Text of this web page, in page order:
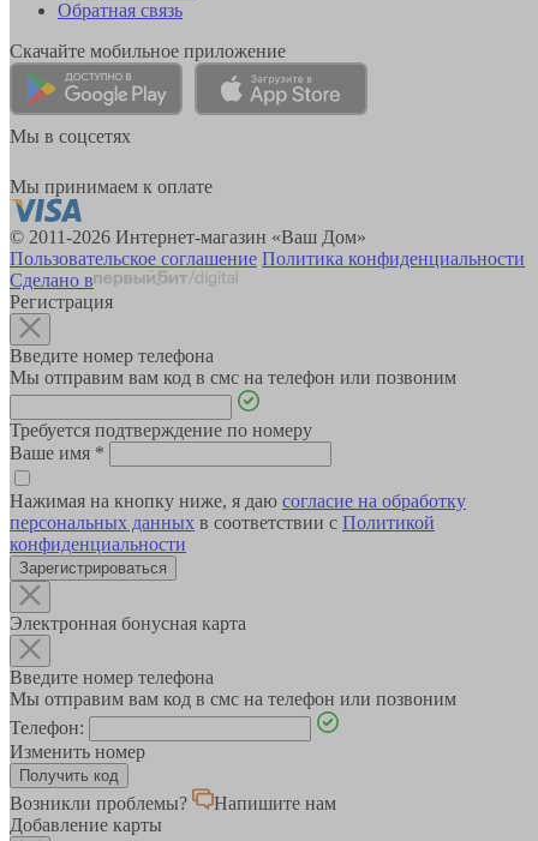
Обратная связь
Скачайте мобильное приложение
Мы в соцсетях
Мы принимаем к оплате
© 2011-2026 Интернет-магазин «Ваш Дом»
Пользовательское соглашение Политика конфиденциальности
Сделано в
Регистрация
Введите номер телефона
Мы отправим вам код в смс на телефон или позвоним
Требуется подтверждение по номеру
Ваше имя *
Нажимая на кнопку ниже, я даю согласие на обработку
персональных данных в соответствии с Политикой
конфиденциальности
Зарегистрироваться
Электронная бонусная карта
Введите номер телефона
Мы отправим вам код в смс на телефон или позвоним
Телефон:
Изменить номер
Возникли проблемы?
Напишите нам
Добавление карты